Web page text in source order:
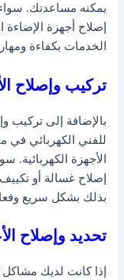
يمكنه مساعدتك.
إصلاح أجهزة الإضاءة
الخدمات بكفاءة
تركيب وإصلاح
بالإضافة إلى تركيب
للفني الكهربائي في
الأجهزة الكهربائية.
إصلاح غسالة أو
بذلك بشكل سريع
تحديد وإصلاح
إذا كانت لديك